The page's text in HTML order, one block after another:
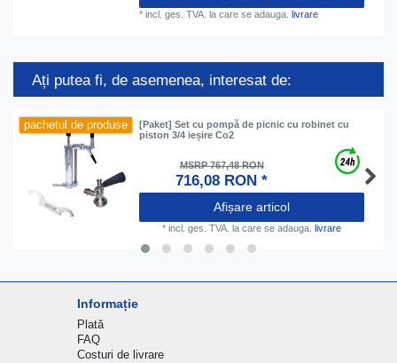
*incl. ges. TVA. la care se adauga.livrare
Ați putea fi, de asemenea, interesat de:
pachetul de produse
[Paket] Set cu pompă de picnic cu robinet cu
piston 3/4 ieșire Co2
MSRP 767,48 RON
716,08 RON *
Afișare articol
* incl. ges. TVA. la care se adauga. livrare
Informație
Plată
FAQ
Costuri de livrare